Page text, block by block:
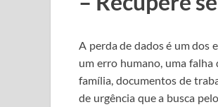
A perda de dados é um dos
um erro humano, uma
família, documentos de
de urgência que a busca pelo